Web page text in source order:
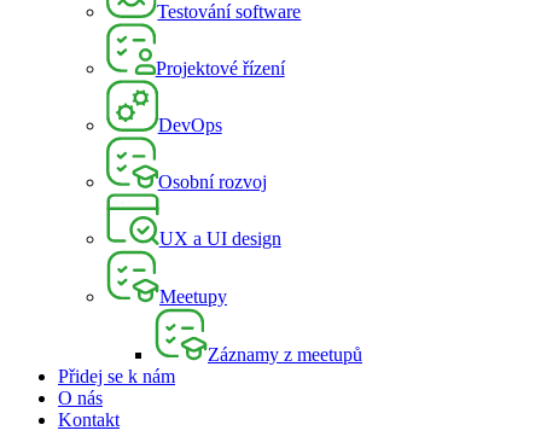
Testování software
Projektové řízení
DevOps
Osobní rozvoj
UX a UI design
Meetupy
Záznamy z meetupů
Přidej se k nám
O nás
Kontakt